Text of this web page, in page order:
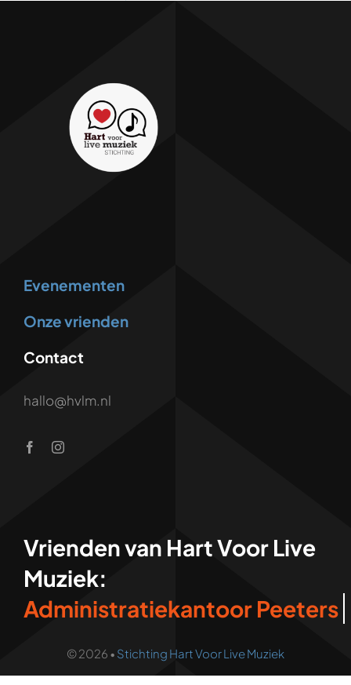
Evenementen
Onze vrienden
Contact
hallo@hvlm.nl
Vrienden van Hart Voor Live
Muziek:
© 2026 •Stichting Hart Voor Live Muziek